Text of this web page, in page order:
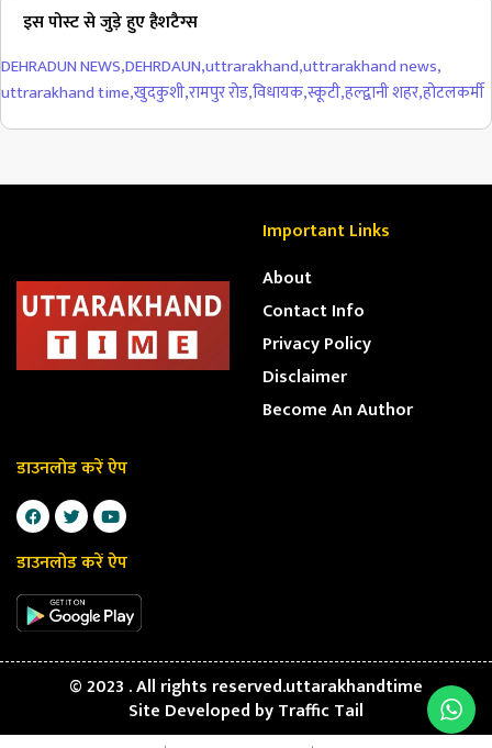
इस पोस्ट से जुड़े हुए हैशटैग्स
DEHRADUN NEWS,DEHRDAUN,uttrarakhand,uttrarakhand news,
uttrarakhand time,खुदकुशी,रामपुर रोड,विधायक,स्कूटी,हल्द्वानी शहर,होटलकर्मी
Important Links
About
Contact Info
Privacy Policy
Disclaimer
Become An Author
डाउनलोड करें ऐप
डाउनलोड करें ऐप
© 2023 . All rights reserved.uttarakhandtime
Site Developed byTraffic Tail